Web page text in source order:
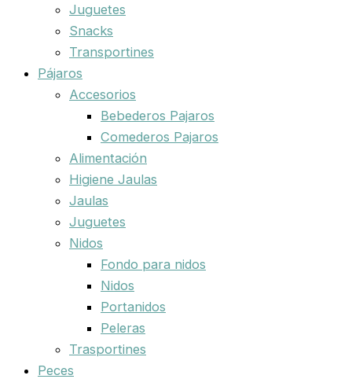
Juguetes
Snacks
Transportines
Pájaros
Accesorios
Bebederos Pajaros
Comederos Pajaros
Alimentación
Higiene Jaulas
Jaulas
Juguetes
Nidos
Fondo para nidos
Nidos
Portanidos
Peleras
Trasportines
Peces